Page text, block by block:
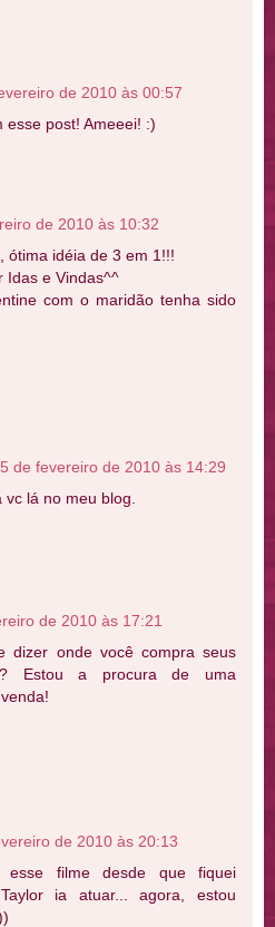
de 2010 às 00:57
esse post! Ameeei! :)
de 2010 às 10:32
ótima idéia de 3 em 1!!!
Idas e Vindas^^
com o maridão tenha sido
de fevereiro de 2010 às 14:29
lá no meu blog.
de 2010 às 17:21
dizer onde você compra seus
Estou a procura de uma
de 2010 às 20:13
esse filme desde que fiquei
ia atuar... agora, estou